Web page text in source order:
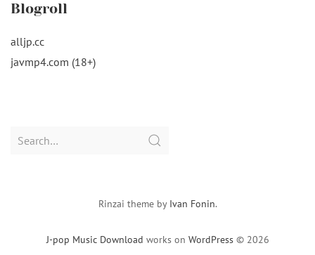
Blogroll
alljp.cc
javmp4.com (18+)
Search
J-pop Music Download works on WordPress © 2026
Rinzai theme by Ivan Fonin.